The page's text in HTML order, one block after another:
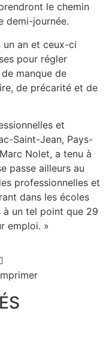
le chemin
demi-journée.
un an et ceux-ci
pour régler
manque de
de précarité et de
et
Saint-Jean, Pays-
Nolet, a tenu à
passe ailleurs au
professionnelles et
dans les écoles
un tel point que 29
emploi. »